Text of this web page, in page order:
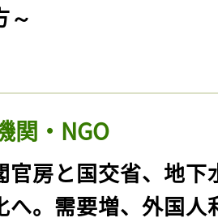
～
関・NGO
官房と国交省、地下
へ。需要増、外国人